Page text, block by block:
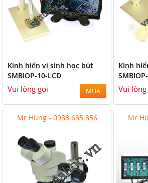
Kính hiển vi sinh học bút
SMBIOP-10-LCD
Vui lòng gọi MUA
Kính
Vui
Mr Hùng - 0988.685.856 Mr